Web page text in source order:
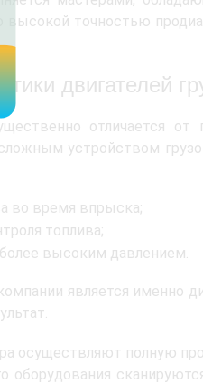
точностью
двигателей
отличается
устройством
во время впрыска;
топлива;
высоким давлением.
является именно
осуществляют полную